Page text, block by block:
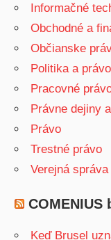
Informačné
Obchodné a
Občianske
Politika a právo
Pracovné
Právne dejiny
Právo
Trestné právo
Verejná správa
COMENIUS
Keď Brusel